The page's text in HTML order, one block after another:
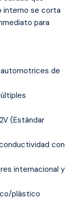
interno se corta
para
de
(Estándar
con
internacional y
plástico